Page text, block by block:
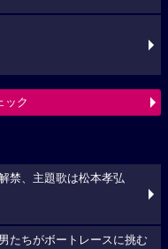
ック
禁、主題歌は松本孝弘
たちがボートレースに挑む